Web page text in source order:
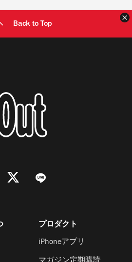
Back to Top
プロダクト
iPhoneアプリ